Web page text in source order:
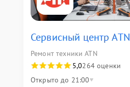
Сервисный центр ATN
Ремонт техники ATN
5,0264 оценки
Открыто до 21:00